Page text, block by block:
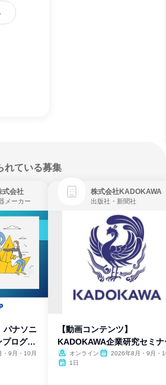
れている募集
式会社
メーカー
パナソニ
プログラ
9月・10月
株式会社KADOKAWA
出版社・新聞社
【動画コンテンツ】
KADOKAWA企業研究セミナ
オンライン
2026年8月・9月・
1日